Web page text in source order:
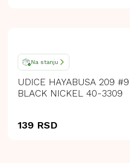
Na stanju
UDICE HAYABUSA 209
BLACK NICKEL 40-3309
139 RSD